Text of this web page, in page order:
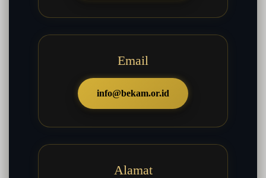
Email
info@bekam.or.id
Alamat